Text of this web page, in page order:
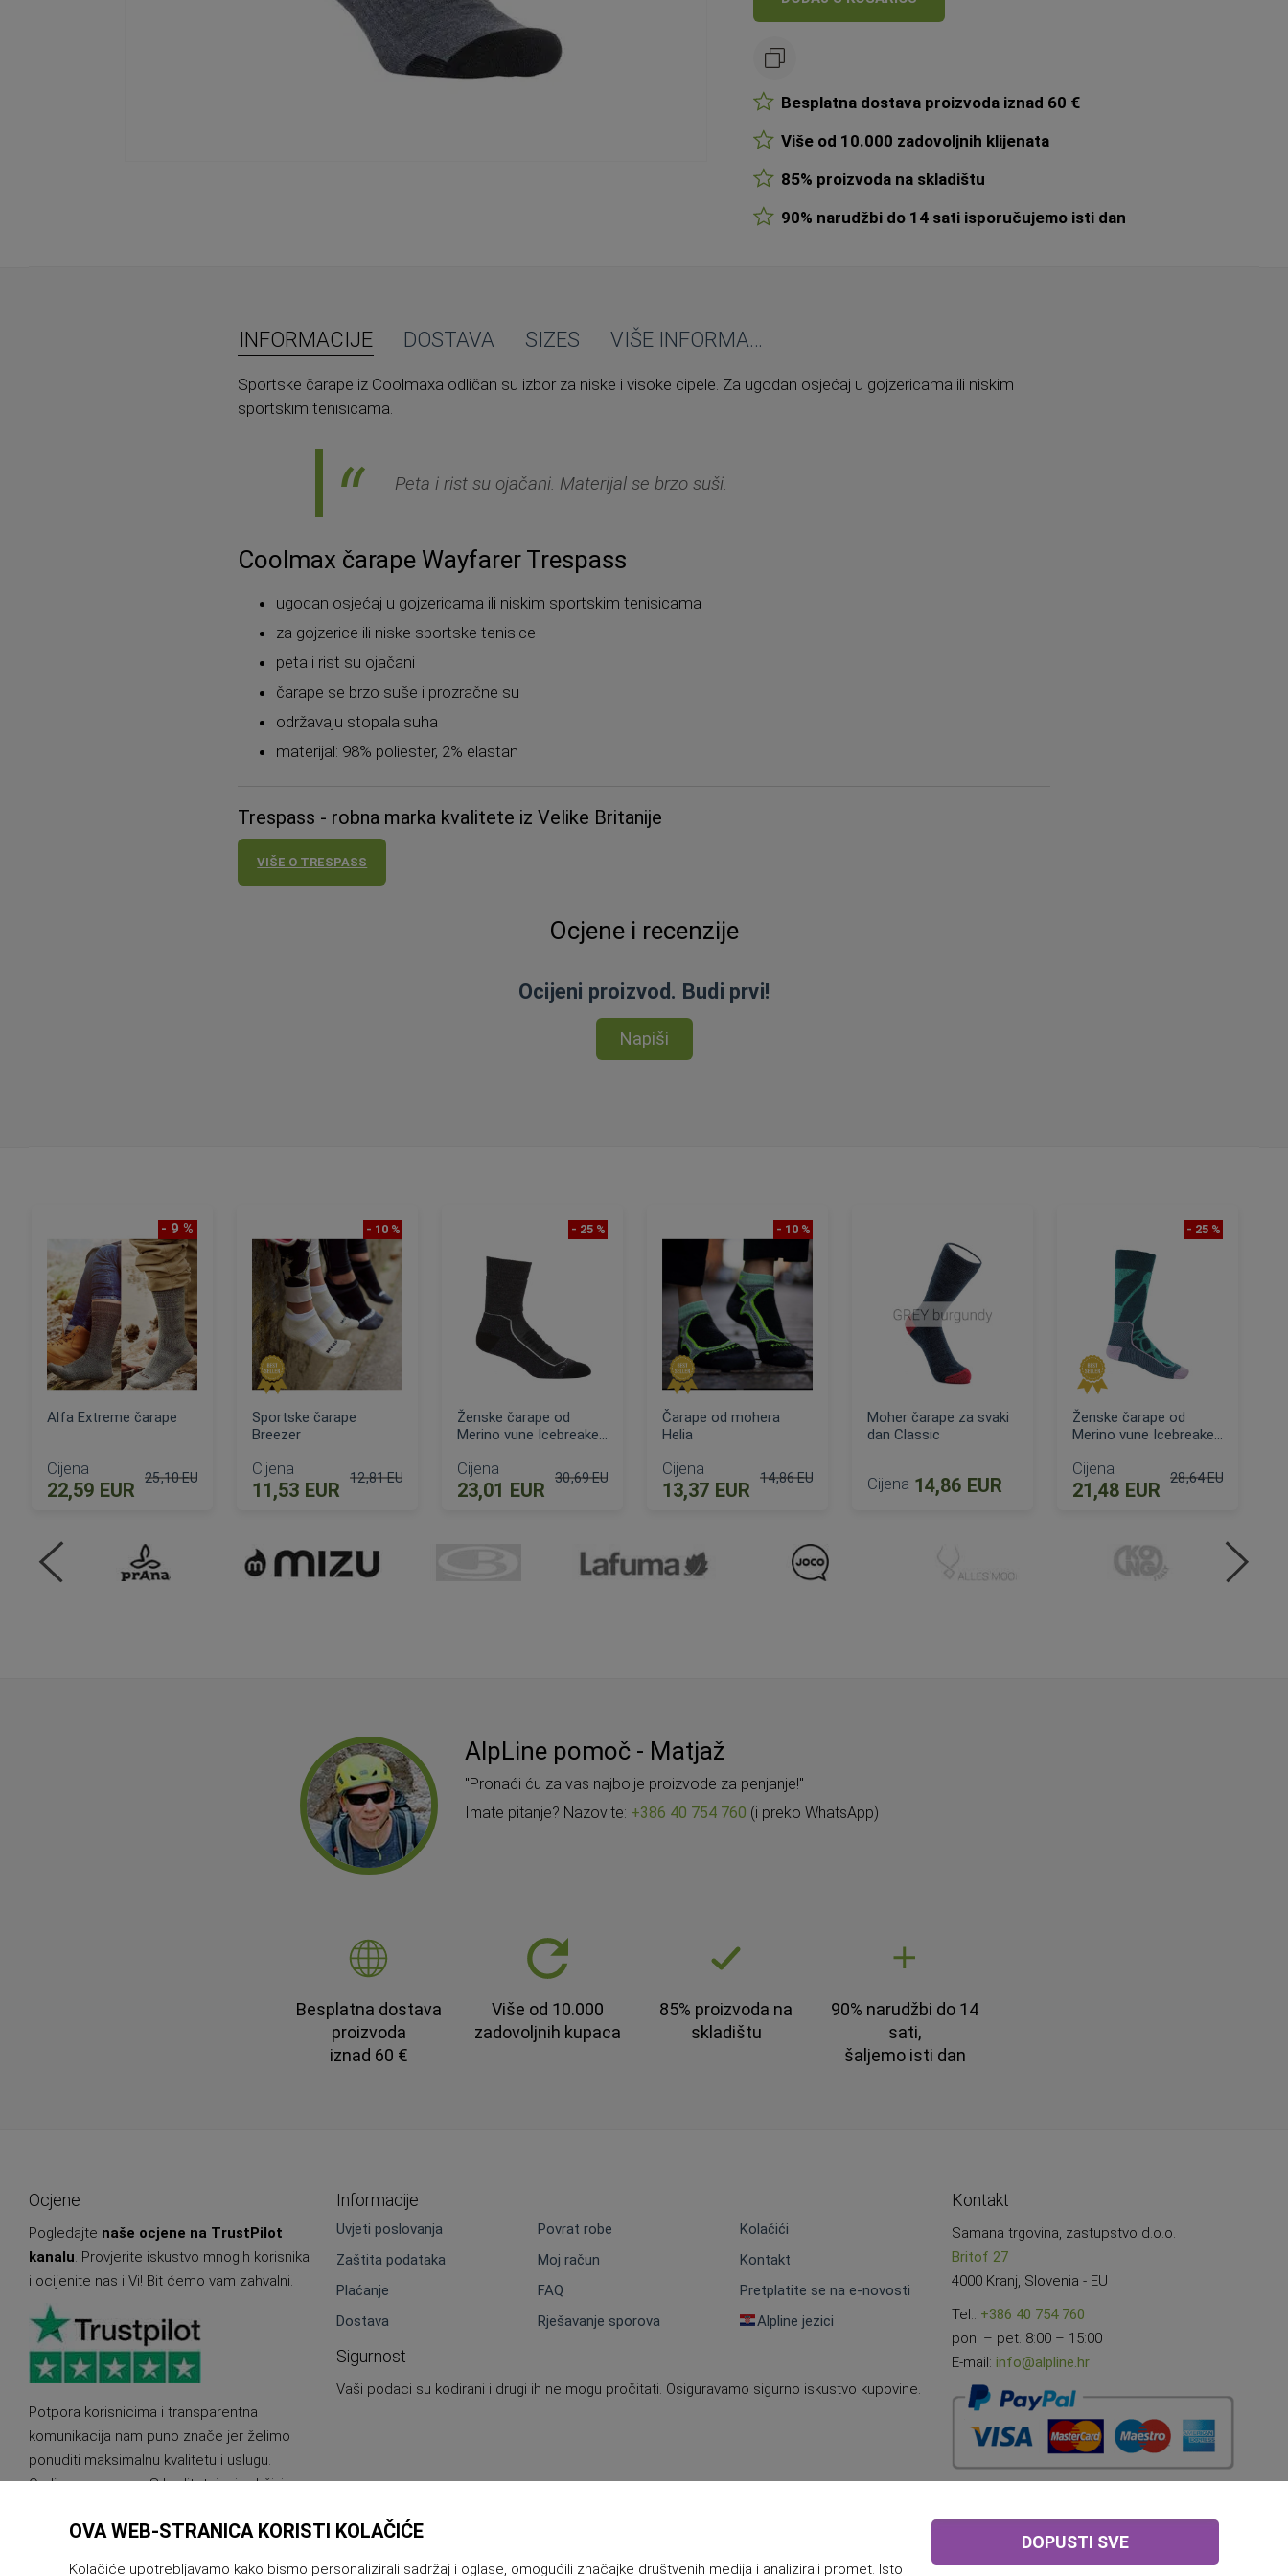
Besplatna dostava proizvoda iznad 60 €
Više od 10.000 zadovoljnih klijenata
85% proizvoda na skladištu
90% narudžbi do 14 sati isporučujemo isti dan
INFORMACIJE
Sportske čarape iz Coolmaxa odličan su izbor za niske i visoke cipele. Za ugodan osjećaj u gojzericama ili niskim
sportskim tenisicama.
Peta i rist su ojačani. Materijal se brzo suši.
Coolmax čarape Wayfarer Trespass
ugodan osjećaj u gojzericama ili niskim sportskim tenisicama
za gojzerice ili niske sportske tenisice
peta i rist su ojačani
čarape se brzo suše i prozračne su
održavaju stopala suha
materijal: 98% poliester, 2% elastan
Trespass - robna marka kvalitete iz Velike Britanije
VIŠE O TRESPASS
DOSTAVA SIZES VIŠE INFORMACIJA
Ocjene i recenzije
Ocijeni proizvod. Budi prvi!
Napiši
- 9 %
Alfa Extreme čarape
Cijena
22,59 EUR
25,10 EUR
- 10 %
Sportske čarape
Breezer
Cijena
11,53 EUR Standardna cijena
12,81 EUR
- 25 %
Ženske čarape od
Merino vune Icebreaker
Cijena
23,01 EUR
30,69 EUR
- 10 %
Čarape od mohera
Helia
Cijena
13,37 EUR
14,86 EUR
Moher čarape za svaki
dan Classic
Cijena 14,86 EUR
- 25 %
Ženske čarape od
Merino vune Icebreaker
Cijena
21,48 EUR
28,64 EUR
AlpLine pomoč - Matjaž
"Pronaći ću za vas najbolje proizvode za penjanje!"
Imate pitanje? Nazovite: +386 40 754 760 (i preko WhatsApp)
Besplatna dostava
proizvoda
iznad 60 €
Više od 10.000
zadovoljnih kupaca
85% proizvoda na
skladištu
90% narudžbi do 14
sati,
šaljemo isti dan
Ocjene
Pogledajte naše ocjene na TrustPilot
kanalu. Provjerite iskustvo mnogih korisnika
i ocijenite nas i Vi! Bit ćemo vam zahvalni.
Potpora korisnicima i transparentna
komunikacija nam puno znače jer želimo
ponuditi maksimalnu kvalitetu i uslugu.
Ovdje smo za vas. S kvalitetnim i održivim
Informacije
Uvjeti poslovanja
Zaštita podataka
Plaćanje
Dostava
Povrat robe
Moj račun
FAQ
Rješavanje sporova
Kolačići
Kontakt
Pretplatite se na e-novosti
Alpline jezici
Sigurnost
Vaši podaci su kodirani i drugi ih ne mogu pročitati. Osiguravamo sigurno iskustvo kupovine.
Kontakt
Samana trgovina, zastupstvo d.o.o.
Britof 27
4000 Kranj, Slovenia - EU
Tel.: +386 40 754 760
pon. – pet. 8:00 – 15:00
E-mail: info@alpline.hr
OVA WEB-STRANICA KORISTI KOLAČIĆE
Kolačiće upotrebljavamo kako bismo personalizirali sadržaj i oglase, omogućili značajke društvenih medija i analizirali promet. Isto
DOPUSTI SVE